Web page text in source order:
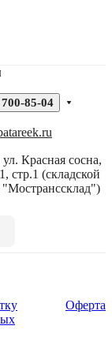
85-04
Красная сосна,
стр.1 (складской
"Мостранссклад")
Оферта